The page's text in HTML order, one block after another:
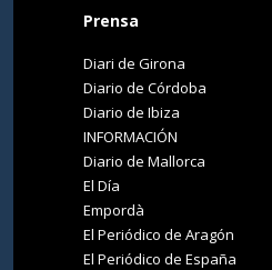
Prensa
Diari de Girona
Diario de Córdoba
Diario de Ibiza
INFORMACIÓN
Diario de Mallorca
El Día
Empordà
El Periódico de Aragón
El Periódico de España